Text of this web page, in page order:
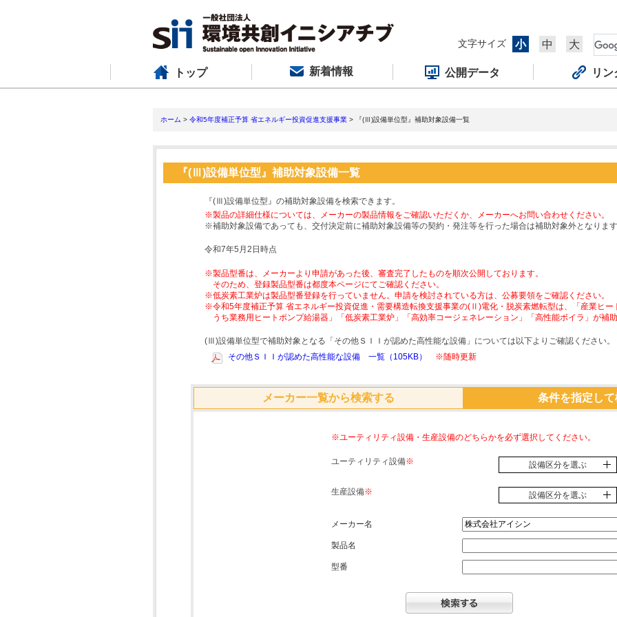
文字サイズ 小 中 大
トップ 新着情報 公開データ リ
ホーム > 令和5年度補正予算 省エネルギー投資促進支援事業 > 『(Ⅲ)設備単位型』補助対象設備一覧
『(Ⅲ)設備単位型』補助対象設備一覧
『(Ⅲ)設備単位型』の補助対象設備を検索できます。
※製品の詳細仕様については、メーカーの製品情報をご確認いただくか、メーカーへお問い合わせください。
※補助対象設備であっても、交付決定前に補助対象設備等の契約・発注等を行った場合は補助対象外となりま
令和7年5月2日時点
※製品型番は、メーカーより申請があった後、審査完了したものを順次公開しております。
そのため、登録製品型番は都度本ページにてご確認ください。
※低炭素工業炉は製品型番登録を行っていません。申請を検討されている方は、公募要領をご確認ください。
※令和5年度補正予算 省エネルギー投資促進・需要構造転換支援事業の(Ⅱ)電化・脱炭素燃転型は、「産業ヒー
うち業務用ヒートポンプ給湯器」「低炭素工業炉」「高効率コージェネレーション」「高性能ボイラ」が補
(Ⅲ)設備単位型で補助対象となる「その他ＳＩＩが認めた高性能な設備」については以下よりご確認ください。
その他ＳＩＩが認めた高性能な設備 一覧（105KB）
※随時更新
メーカー一覧から検索する 条件を指定し
※ユーティリティ設備・生産設備のどちらかを必ず選択してください。
ユーティリティ設備※ 設備区分を選ぶ
生産設備※ 設備区分を選ぶ
メーカー名
製品名
型番